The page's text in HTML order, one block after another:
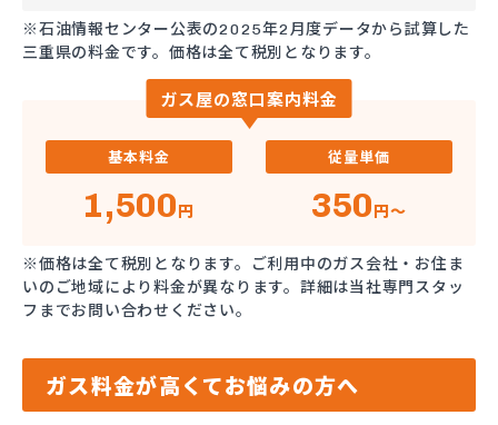
※石油情報センター公表の2025年2月度データから試算した
三重県の料金です。価格は全て税別となります。
ガス屋の窓口案内料金
基本料金
1,500円
従量単価
350円～
※価格は全て税別となります。ご利用中のガス会社・お住ま
いのご地域により料金が異なります。詳細は当社専門スタッ
フまでお問い合わせください。
ガス料金が高くてお悩みの方へ